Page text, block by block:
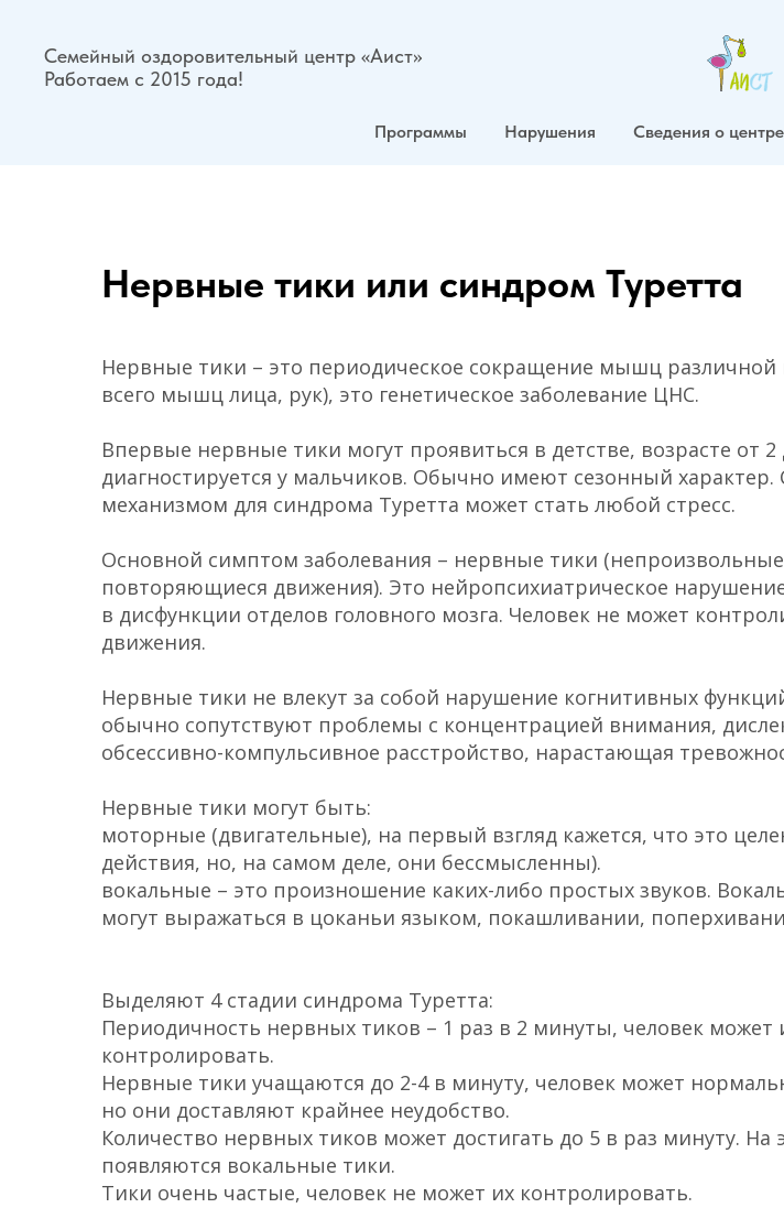
Семейный оздоровительный центр «Аист»
Работаем с 2015 года!
Программы Нарушения Сведения о центре
Нервные тики или синдром Туретта
Нервные тики – это периодическое сокращение мышц
всего мышц лица, рук), это генетическое заболевание ЦНС.
Впервые нервные тики могут проявиться в детстве, возрасте от 2
диагностируется у мальчиков. Обычно имеют сезонный характер.
механизмом для синдрома Туретта может стать любой стресс.
Основной симптом заболевания – нервные тики (непроизвольные
повторяющиеся движения). Это нейропсихиатрическое
в дисфункции отделов головного мозга. Человек не может
движения.
Нервные тики не влекут за собой нарушение когнитивных
обычно сопутствуют проблемы с концентрацией внимания,
обсессивно-компульсивное расстройство, нарастающая
Нервные тики могут быть:
моторные (двигательные), на первый взгляд кажется, что это
действия, но, на самом деле, они бессмысленны).
вокальные – это произношение каких-либо простых звуков.
могут выражаться в цоканьи языком, покашливании,
Выделяют 4 стадии синдрома Туретта:
Периодичность нервных тиков – 1 раз в 2 минуты, человек может
контролировать.
Нервные тики учащаются до 2-4 в минуту, человек может
но они доставляют крайнее неудобство.
Количество нервных тиков может достигать до 5 в раз минуту. На
появляются вокальные тики.
Тики очень частые, человек не может их контролировать.